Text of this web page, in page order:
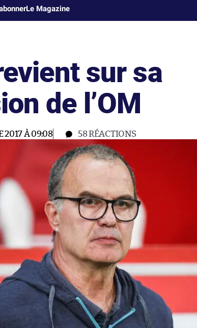
Le Magazine
sur sa
de l’OM
2017 À 09:08 58RÉACTIONS